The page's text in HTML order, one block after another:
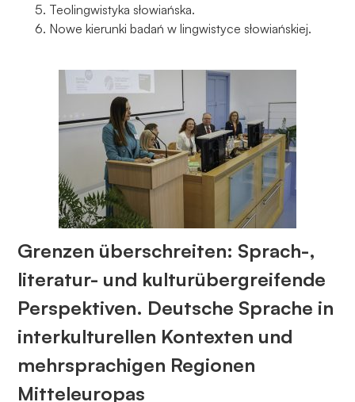
Teolingwistyka słowiańska.
Nowe kierunki badań w lingwistyce słowiańskiej.
Grenzen überschreiten: Sprach-,
literatur- und kulturübergreifende
Perspektiven. Deutsche Sprache in
interkulturellen Kontexten und
mehrsprachigen Regionen
Mitteleuropas